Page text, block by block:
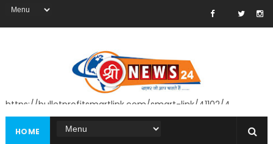
https://bulletprofitsmartlink.com/smart-link/41102/4
HOME